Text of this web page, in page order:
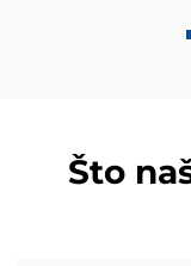
Što